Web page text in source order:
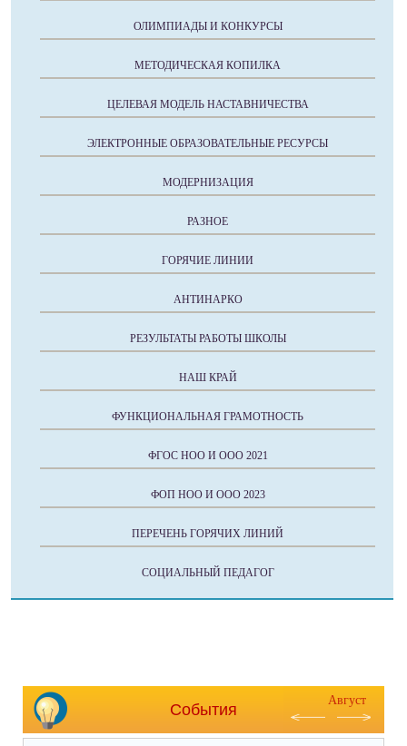
ОЛИМПИАДЫ И КОНКУРСЫ
МЕТОДИЧЕСКАЯ КОПИЛКА
ЦЕЛЕВАЯ МОДЕЛЬ НАСТАВНИЧЕСТВА
ЭЛЕКТРОННЫЕ ОБРАЗОВАТЕЛЬНЫЕ РЕСУРСЫ
МОДЕРНИЗАЦИЯ
РАЗНОЕ
ГОРЯЧИЕ ЛИНИИ
АНТИНАРКО
РЕЗУЛЬТАТЫ РАБОТЫ ШКОЛЫ
НАШ КРАЙ
ФУНКЦИОНАЛЬНАЯ ГРАМОТНОСТЬ
ФГОС НОО И ООО 2021
ФОП НОО И ООО 2023
ПЕРЕЧЕНЬ ГОРЯЧИХ ЛИНИЙ
СОЦИАЛЬНЫЙ ПЕДАГОГ
События
Август